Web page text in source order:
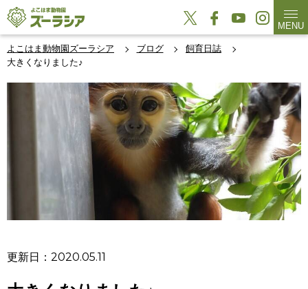
MENU
よこはま動物園ズーラシア ブログ
飼育日誌
大きくなりました♪
更新日：2020.05.11